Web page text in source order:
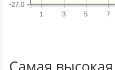
1 3 5 7
-27.0